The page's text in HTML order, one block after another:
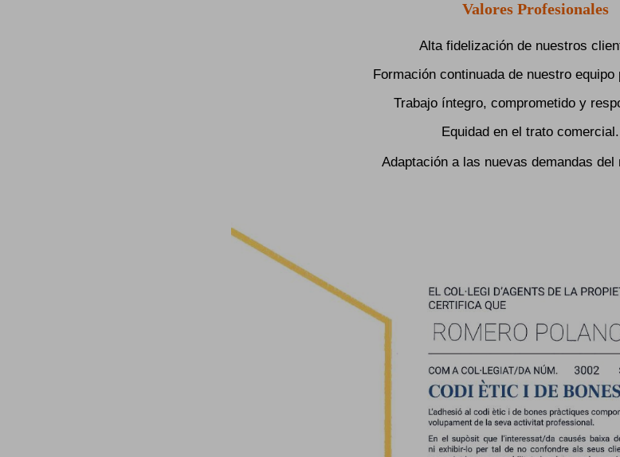
Valores Profesionales
Alta fidelización de nuestros
Formación continuada de nuestro equipo
Trabajo íntegro, comprometido y
Equidad en el trato comercial.
Adaptación a las nuevas demandas del